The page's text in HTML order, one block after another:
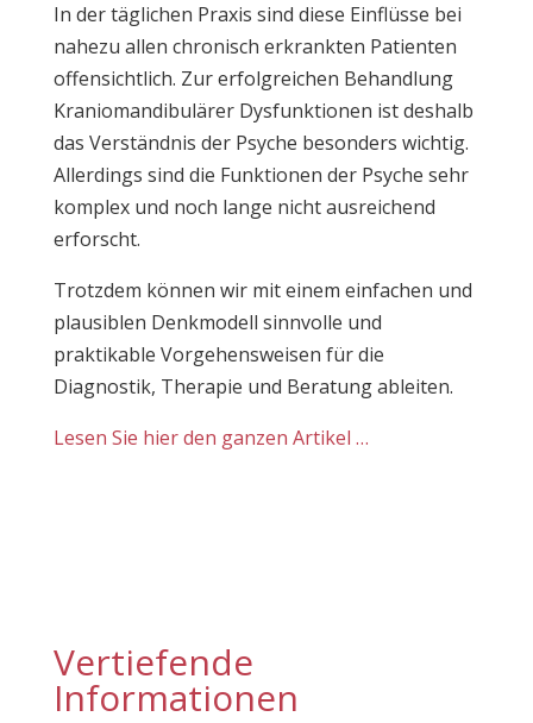
In der täglichen Praxis sind diese Einflüsse bei
nahezu allen chronisch erkrankten Patienten
offensichtlich. Zur erfolgreichen Behandlung
Kraniomandibulärer Dysfunktionen ist deshalb
das Verständnis der Psyche besonders wichtig.
Allerdings sind die Funktionen der Psyche sehr
komplex und noch lange nicht ausreichend
erforscht.
Trotzdem können wir mit einem einfachen und
plausiblen Denkmodell sinnvolle und
praktikable Vorgehensweisen für die
Diagnostik, Therapie und Beratung ableiten.
Lesen Sie hier den ganzen Artikel …
Vertiefende
Informationen